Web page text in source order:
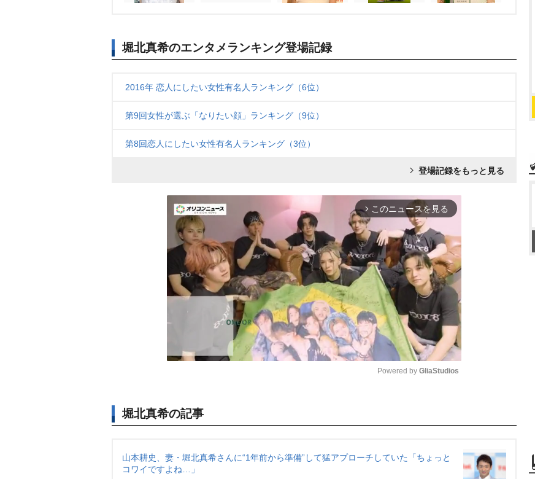
堀北真希のエンタメランキング登場記録
2016年 恋人にしたい女性有名人ランキング（6位）
第9回女性が選ぶ「なりたい顔」ランキング（9位）
第8回恋人にしたい女性有名人ランキング（3位）
登場記録をもっと見る
arrow_forward_ios このニュースを見る
u
e
Powered by GliaStudios
堀北真希の記事
山本耕史、妻・堀北真希さんに“1年前から準備”して猛アプローチしていた「ちょっと
コワイですよね…」